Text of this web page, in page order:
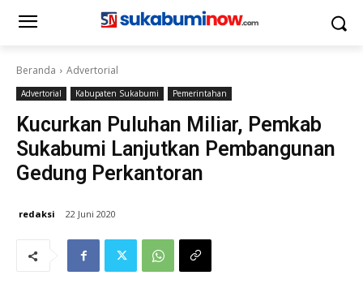
Beranda Advertorial
Advertorial Kabupaten Sukabumi Pemerintahan
Kucurkan Puluhan Miliar, Pemkab
Sukabumi Lanjutkan Pembangunan
Gedung Perkantoran
redaksi 22 Juni 2020